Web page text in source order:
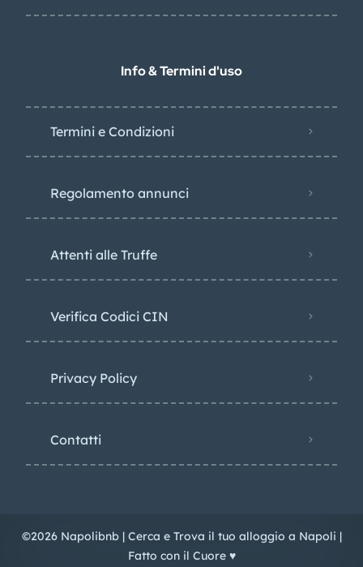
Info & Termini d'uso
Termini e Condizioni
Regolamento annunci
Attenti alle Truffe
Verifica Codici CIN
Privacy Policy​
Contatti
©2026 Napolibnb | Cerca e Trova il tuo alloggio a Napoli |
Fatto con il Cuore ♥